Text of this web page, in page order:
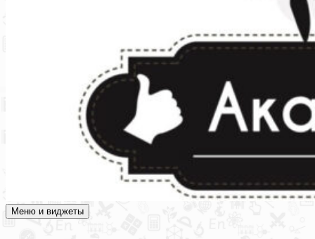
Академия СОВА
Подготовка к ЕГЭ, ОГЭ, ВПР, МЦКО, СтатГрад, КДР, ВОШ,
Меню и виджеты